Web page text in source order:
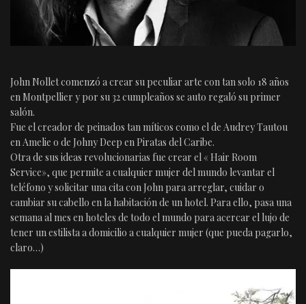
John Nollet comenzó a crear su peculiar arte con tan solo 18 años
en Montpellier y por su 32 cumpleaños se auto regaló su primer
salón.
Fue el creador de peinados tan míticos como el de Audrey Tautou
en Amelie o de Johny Deep en Piratas del Caribe.
Otra de sus ideas revolucionarias fue crear el « Hair Room
Service», que permite a cualquier mujer del mundo levantar el
teléfono y solicitar una cita con John para arreglar, cuidar o
cambiar su cabello en la habitación de un hotel. Para ello, pasa una
semana al mes en hoteles de todo el mundo para acercar el lujo de
tener un estilista a domicilio a cualquier mujer (que pueda pagarlo,
claro…)